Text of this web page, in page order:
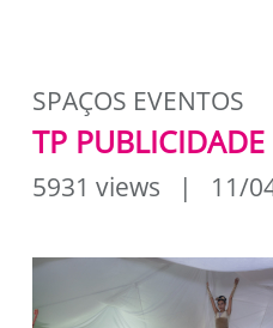
SPAÇOS EVENTOS
TP
5931 views | 11/